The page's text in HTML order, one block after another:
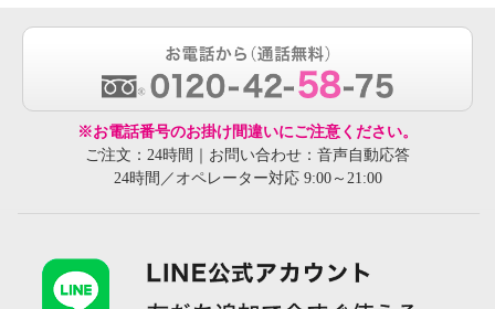
※お電話番号のお掛け間違いにご注意ください。
ご注文：24時間｜お問い合わせ：音声自動応答
24時間／オペレーター対応 9:00～21:00